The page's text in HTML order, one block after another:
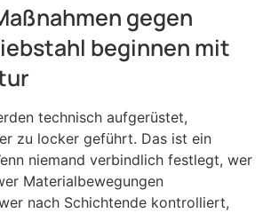
gegen
beginnen mit
technisch aufgerüstet,
zu locker geführt. Das ist ein
niemand verbindlich festlegt, wer
Materialbewegungen
nach Schichtende kontrolliert,